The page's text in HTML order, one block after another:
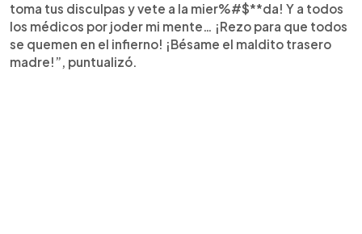
toma tus disculpas y vete a la mier%#$**da! Y a todos
los médicos por joder mi mente… ¡Rezo para que todos
se quemen en el infierno! ¡Bésame el maldito trasero
madre!”, puntualizó.